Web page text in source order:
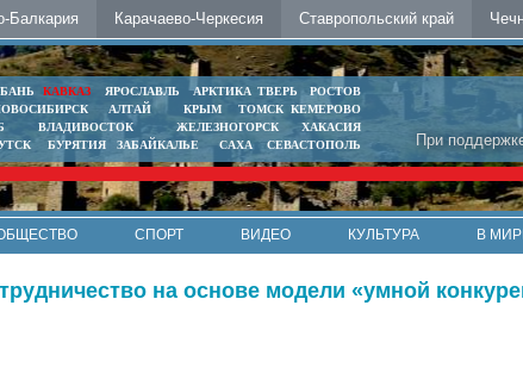
Балкария Карачаево-Черкесия Ставропольский край
При
КАВКАЗ ЯРОСЛАВЛЬ АРКТИКА ТВЕРЬ
РОСТОВ
АЛТАЙ КРЫМ ТОМСК КЕМЕРОВО
ВЛАДИВОСТОК ЖЕЛЕЗНОГОРСК
ХАКАСИЯ
БУРЯТИЯ ЗАБАЙКАЛЬЕ САХА СЕВАСТОПОЛЬ
СПОРТ ВИДЕО КУЛЬТУРА В
на основе модели «умной